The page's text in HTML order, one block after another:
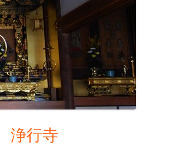
メ
浄行寺